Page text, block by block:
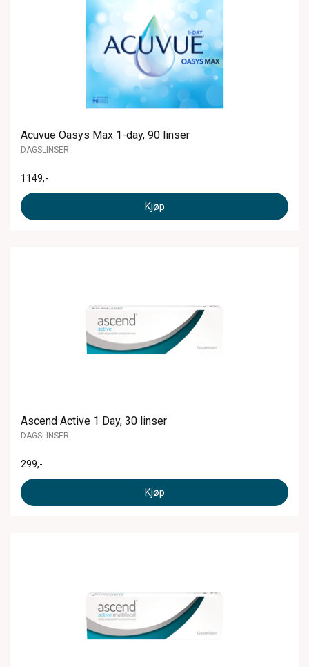
Acuvue Oasys Max 1-day, 90 linser
DAGSLINSER
1149,-
Kjøp
Ascend Active 1 Day, 30 linser
DAGSLINSER
299,-
Kjøp